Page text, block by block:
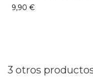
Pedag 250 ML
9,90 €
3 otros